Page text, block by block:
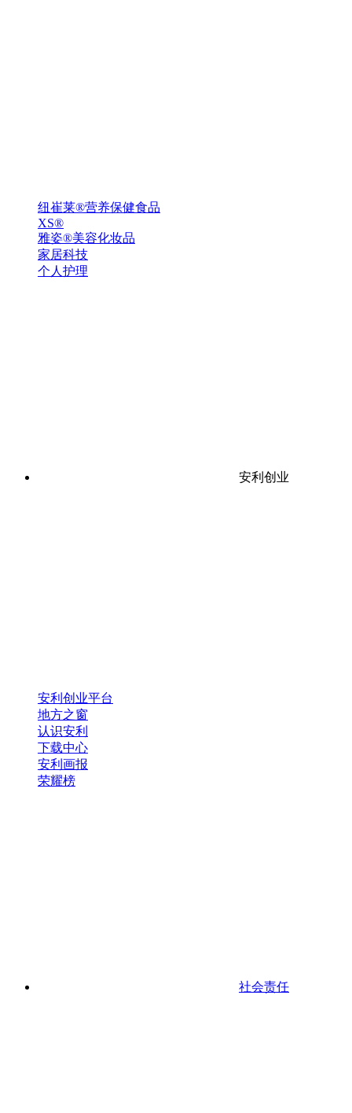
纽崔莱®营养保健食品
XS®
雅姿®美容化妆品
家居科技
个人护理
安利创业
安利创业平台
地方之窗
认识安利
下载中心
安利画报
荣耀榜
社会责任